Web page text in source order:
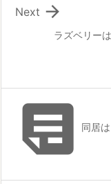
ラズベリー

Next
同居